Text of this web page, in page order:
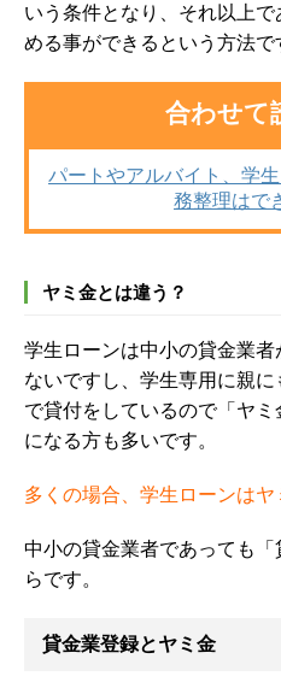
いう条件となり、それ以上
める事ができるという方法で
合わせて
パートやアルバイト、学
務整理はで
ヤミ金とは違う？
学生ローンは中小の貸金業
ないですし、学生専用に親
で貸付をしているので「ヤ
になる方も多いです。
多くの場合、学生ローンはヤ
中小の貸金業者であっても
らです。
貸金業登録とヤミ金